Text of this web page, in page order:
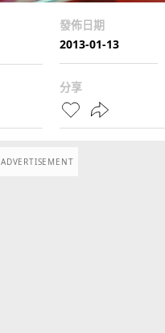
發佈日期
2013-01-13
分享
ADVERTISEMENT